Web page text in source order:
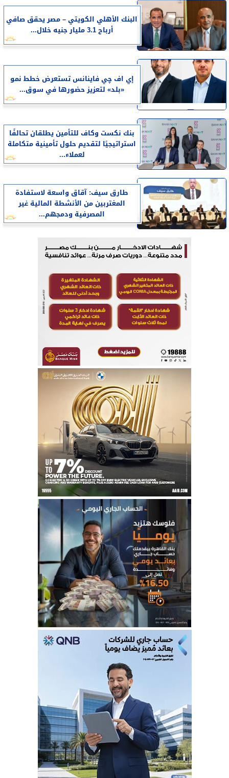
البنك الأهلي الكويتي – مصر يحقق صافي
أرباح 3.1 مليار جنيه خلال...
إي اف چي فاينانس تستعرض خطط نمو
«بلد» لتعزيز حضورها في سوق...
بنك نكست وكاف للتأمين يطلقان تحالفًا
استراتيجيًا لتقديم حلول تأمينية متكاملة
لعملاء...
طارق سيف: آقاق واسعة لاستفادة
المغتربين من الأنشطة المالية غير
المصرفية ودمجهم...